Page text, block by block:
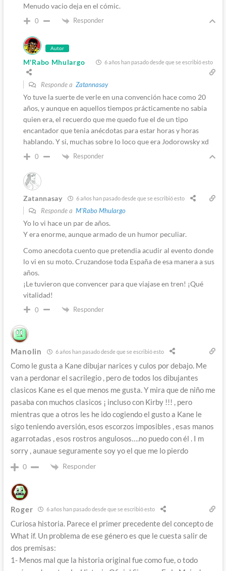
Menudo vacio deja en el cómic.
0 Responder
Autor
M'Rabo Mhulargo 6 años han pasado desde que se escribió esto
Responde a Zatannasay
Yo tuve la suerte de verle en una convención hace como 20
años, y aunque en aquellos tiempos prácticamente no sabia
quien era, el recuerdo que me quedo fue el de un tipo
encantador que tenia anécdotas para estar horas y horas
hablando. Y si, muchas sobre lo loco que era Jodorowsky xd
0 Responder
Zatannasay 6 años han pasado desde que se escribió esto
Responde a M'Rabo Mhulargo
Yo lo vi hace un par de años.
Y era enorme, aunque armado de un humor peculiar.
Como anecdota cuento que pretendia acudir al evento donde
lo vi en su moto. Cruzandose toda España de esa manera a sus
años.
¡Le tuvieron que convencer para que viajase en tren! ¡Qué
vitalidad!
0 Responder
Manolin 6 años han pasado desde que se escribió esto
Como le gusta a Kane dibujar narices y culos por debajo. Me
van a perdonar el sacrilegio , pero de todos los dibujantes
clasicos Kane es el que menos me gusta. Y mira que de niño me
pasaba con muchos clasicos ¡ incluso con Kirby !!! , pero
mientras que a otros les he ido cogiendo el gusto a Kane le
sigo teniendo aversión, esos escorzos imposibles , esas manos
agarrotadas , esos rostros angulosos….no puedo con él . I m
sorry , aunaue seguramente soy yo el que me lo pierdo
0 Responder
Roger 6 años han pasado desde que se escribió esto
Curiosa historia. Parece el primer precedente del concepto de
What if. Un problema de ese género es que le cuesta salir de
dos premisas:
1- Menos mal que la historia original fue como fue, o todo